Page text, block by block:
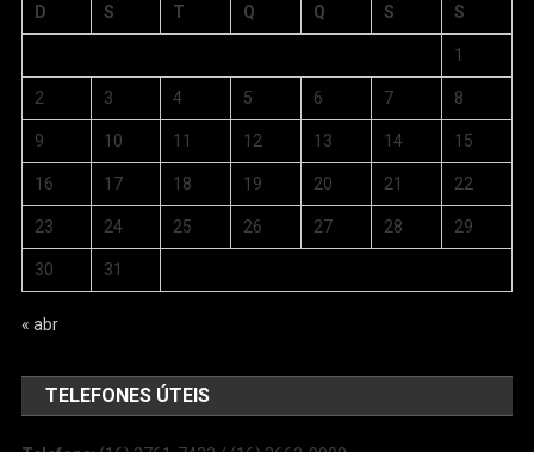
D
S T Q Q S S
1
2 3 4 5 6 7 8
9 10 11 12 13 14 15
16 17 18 19 20 21 22
23 24 25 26 27 28 29
30 31
« abr
TELEFONES ÚTEIS